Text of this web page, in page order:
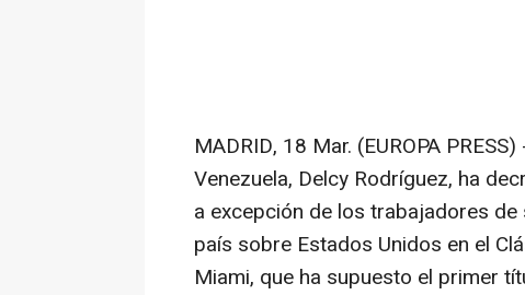
MADRID, 18 Mar. (EUROPA
Venezuela, Delcy Rodríguez, ha
a excepción de los trabajadores
país sobre Estados Unidos en el
Miami, que ha supuesto el primer